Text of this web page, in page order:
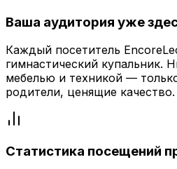
Ваша аудитория уже
Каждый посетитель
гимнастический купальник.
мебелью и техникой —
родители, ценящие качество.
Статистика посещений